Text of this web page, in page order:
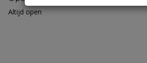
Altijd open